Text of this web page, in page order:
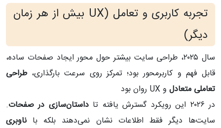
تجربه کاربری و تعامل (UX بیش از هر زمان
دیگر)
سال ۲۰۲۵، طراحی سایت بیشتر حول محور ایجاد صفحات ساده،
قابل فهم و کاربرمحور بود؛ تمرکز روی سرعت بارگذاری،طراحی
تعاملی متعادل و UX روان بود
در ۲۰۲۶ این رویکرد گسترش یافته تا
داستان‌سازی در صفحات.
سایت‌ها دیگر فقط اطلاعات نشان نمی‌دهند بلکه با ناوبری